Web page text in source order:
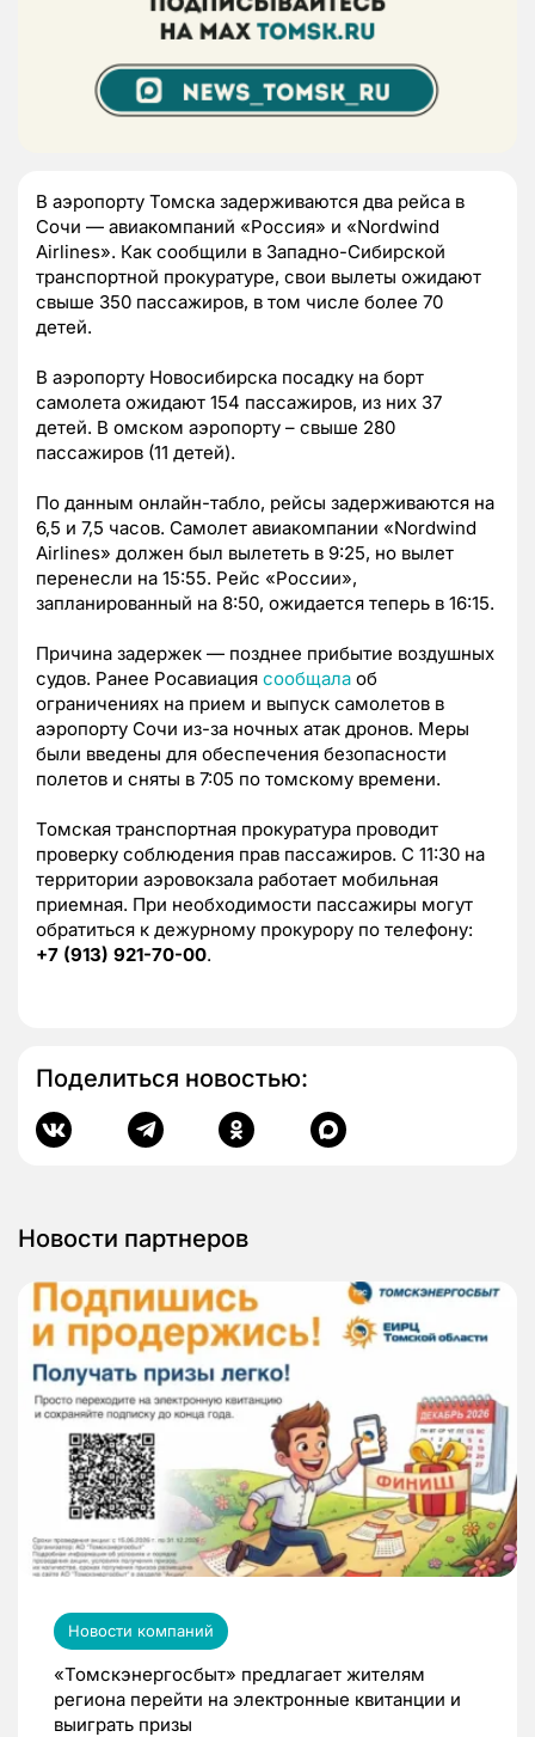
В аэропорту Томска задерживаются два рейса в
Сочи — авиакомпаний «Россия» и «Nordwind
Airlines». Как сообщили в Западно-Сибирской
транспортной прокуратуре, свои вылеты ожидают
свыше 350 пассажиров, в том числе более 70
детей.
В аэропорту Новосибирска посадку на борт
самолета ожидают 154 пассажиров, из них 37
детей. В омском аэропорту – свыше 280
пассажиров (11 детей).
По данным онлайн-табло, рейсы задерживаются на
6,5 и 7,5 часов. Самолет авиакомпании «Nordwind
Airlines» должен был вылететь в 9:25, но вылет
перенесли на 15:55. Рейс «России»,
запланированный на 8:50, ожидается теперь в 16:15.
Причина задержек — позднее прибытие воздушных
судов. Ранее Росавиация сообщала об
ограничениях на прием и выпуск самолетов в
аэропорту Сочи из-за ночных атак дронов. Меры
были введены для обеспечения безопасности
полетов и сняты в 7:05 по томскому времени.
Томская транспортная прокуратура проводит
проверку соблюдения прав пассажиров. С 11:30 на
территории аэровокзала работает мобильная
приемная. При необходимости пассажиры могут
обратиться к дежурному прокурору по телефону:
+7 (913) 921-70-00.
Поделиться новостью:
Новости партнеров
Новости компаний
«Томскэнергосбыт» предлагает жителям
региона перейти на электронные квитанции и
выиграть призы